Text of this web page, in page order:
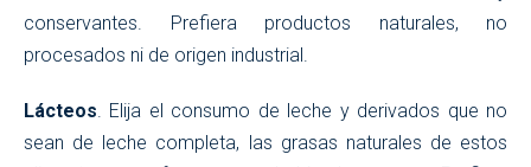
conservantes. Prefiera productos naturales, no
procesados ni de origen industrial.
Lácteos. Elija el consumo de leche y derivados que no
sean de leche completa, las grasas naturales de estos